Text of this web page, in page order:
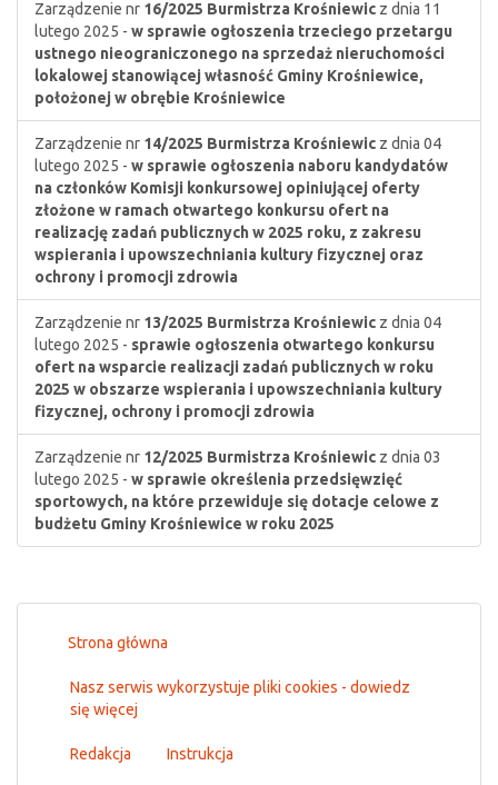
Zarządzenie nr 16/2025 Burmistrza Krośniewic z dnia 11
lutego 2025 - w sprawie ogłoszenia trzeciego przetargu
ustnego nieograniczonego na sprzedaż nieruchomości
lokalowej stanowiącej własność Gminy Krośniewice,
położonej w obrębie Krośniewice
Zarządzenie nr 14/2025 Burmistrza Krośniewic z dnia 04
lutego 2025 - w sprawie ogłoszenia naboru kandydatów
na członków Komisji konkursowej opiniującej oferty
złożone w ramach otwartego konkursu ofert na
realizację zadań publicznych w 2025 roku, z zakresu
wspierania i upowszechniania kultury fizycznej oraz
ochrony i promocji zdrowia
Zarządzenie nr 13/2025 Burmistrza Krośniewic z dnia 04
lutego 2025 - sprawie ogłoszenia otwartego konkursu
ofert na wsparcie realizacji zadań publicznych w roku
2025 w obszarze wspierania i upowszechniania kultury
fizycznej, ochrony i promocji zdrowia
Zarządzenie nr 12/2025 Burmistrza Krośniewic z dnia 03
lutego 2025 - w sprawie określenia przedsięwzięć
sportowych, na które przewiduje się dotacje celowe z
budżetu Gminy Krośniewice w roku 2025
Strona główna
Nasz serwis wykorzystuje pliki cookies - dowiedz
się więcej
Redakcja Instrukcja